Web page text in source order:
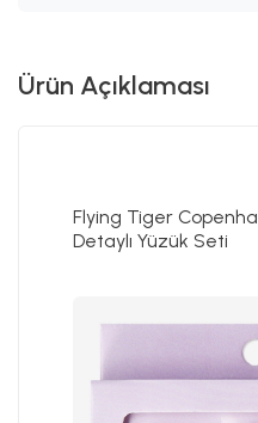
Ürün Açıklaması
Flying Tiger
Detaylı Yüzük Seti